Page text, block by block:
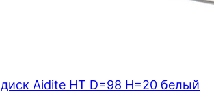
Aidite HT D=98 H=20 белый